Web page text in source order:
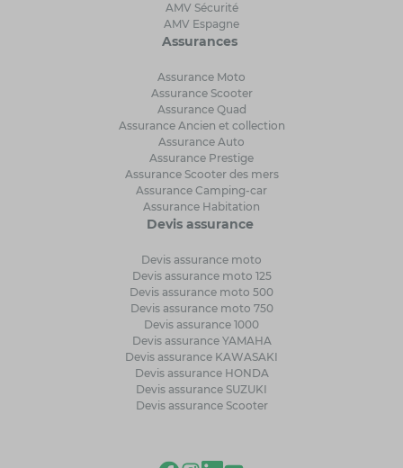
AMV Sécurité
AMV Espagne
Assurances
Assurance Moto
Assurance Scooter
Assurance Quad
Assurance Ancien et collection
Assurance Auto
Assurance Prestige
Assurance Scooter des mers
Assurance Camping-car
Assurance Habitation
Devis assurance
Devis assurance moto
Devis assurance moto 125
Devis assurance moto 500
Devis assurance moto 750
Devis assurance 1000
Devis assurance YAMAHA
Devis assurance KAWASAKI
Devis assurance HONDA
Devis assurance SUZUKI
Devis assurance Scooter